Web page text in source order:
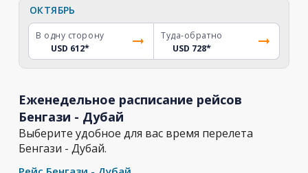
ОКТЯБРЬ
В одну сторону
USD 612*
Туда-обратно
USD 728*
Еженедельное расписание рейсов
Бенгази - Дубай
Выберите удобное для вас время перелета
Бенгази - Дубай.